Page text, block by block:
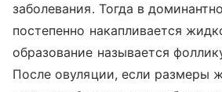
заболевания. Тогда в
постепенно накапливается
образование называется
После овуляции, если размеры